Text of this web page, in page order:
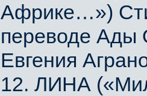
Африке…»)
переводе Ады
Евгения
12. ЛИНА